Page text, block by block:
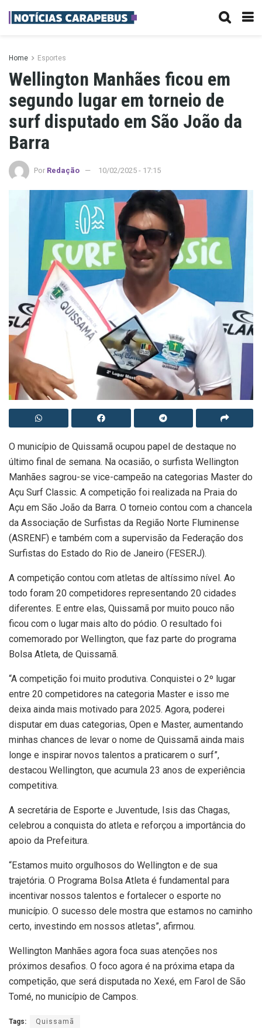
Home Esportes
Wellington Manhães ficou em
segundo lugar em torneio de
surf disputado em São João da
Barra
Por Redação 10/02/2025 - 17:15
O município de Quissamã ocupou papel de destaque no
último final de semana. Na ocasião, o surfista Wellington
Manhães sagrou-se vice-campeão na categorias Master do
Açu Surf Classic. A competição foi realizada na Praia do
Açu em São João da Barra. O torneio contou com a chancela
da Associação de Surfistas da Região Norte Fluminense
(ASRENF) e também com a supervisão da Federação dos
Surfistas do Estado do Rio de Janeiro (FESERJ).
A competição contou com atletas de altíssimo nível. Ao
todo foram 20 competidores representando 20 cidades
diferentes. E entre elas, Quissamã por muito pouco não
ficou com o lugar mais alto do pódio. O resultado foi
comemorado por Wellington, que faz parte do programa
Bolsa Atleta, de Quissamã.
“A competição foi muito produtiva. Conquistei o 2º lugar
entre 20 competidores na categoria Master e isso me
deixa ainda mais motivado para 2025. Agora, poderei
disputar em duas categorias, Open e Master, aumentando
minhas chances de levar o nome de Quissamã ainda mais
longe e inspirar novos talentos a praticarem o surf”,
destacou Wellington, que acumula 23 anos de experiência
competitiva.
A secretária de Esporte e Juventude, Isis das Chagas,
celebrou a conquista do atleta e reforçou a importância do
apoio da Prefeitura.
“Estamos muito orgulhosos do Wellington e de sua
trajetória. O Programa Bolsa Atleta é fundamental para
incentivar nossos talentos e fortalecer o esporte no
município. O sucesso dele mostra que estamos no caminho
certo, investindo em nossos atletas”, afirmou.
Wellington Manhães agora foca suas atenções nos
próximos desafios. O foco agora é na próxima etapa da
competição, que será disputada no Xexé, em Farol de São
Tomé, no município de Campos.
Tags:
Quissamã